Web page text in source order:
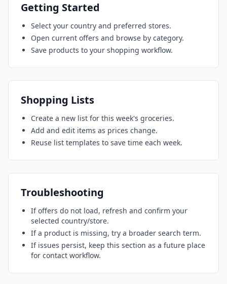
Getting Started
Select your country and preferred stores.
Open current offers and browse by category.
Save products to your shopping workflow.
Shopping Lists
Create a new list for this week's groceries.
Add and edit items as prices change.
Reuse list templates to save time each week.
Troubleshooting
If offers do not load, refresh and confirm your
selected country/store.
If a product is missing, try a broader search term.
If issues persist, keep this section as a future place
for contact workflow.